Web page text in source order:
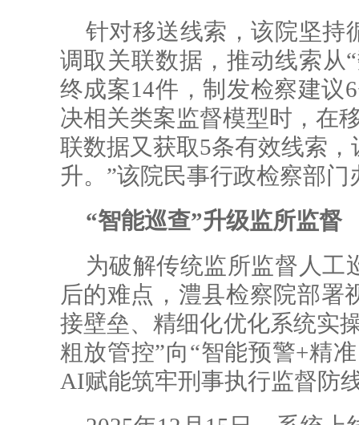
针对移送线索，该院坚持
调取关联数据，推动线索从
终成案14件，制发检察建议
决相关类案监督模型时，在
联数据又获取5条有效线索
升。”该院民事行政检察部
“智能巡查”升级监所监督
为破解传统监所监督人工
后的难点，澧县检察院部署
接壁垒、精细化优化系统实
粗放管控”向“智能预警+精
AI赋能筑牢刑事执行监督防